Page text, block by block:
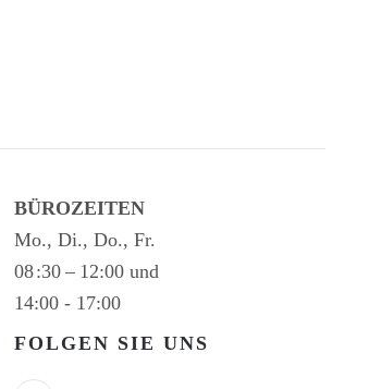
BÜROZEITEN
Mo., Di., Do., Fr.
08 :30 – 12:00 und
14:00 - 17:00
FOLGEN SIE UNS